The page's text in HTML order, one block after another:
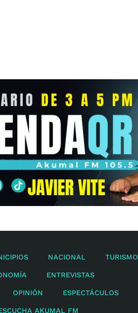
NACIONAL TURISMO
ENTREVISTAS
OPINIÓN ESPECTÁCULOS
AKUMAL FM